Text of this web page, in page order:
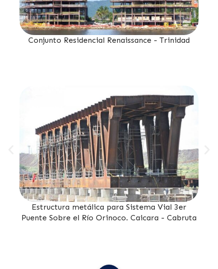
Conjunto Residencial Renaissance - Trinidad
Estructura metálica para Sistema Vial 3er
Puente Sobre el Río Orinoco. Caicara - Cabruta